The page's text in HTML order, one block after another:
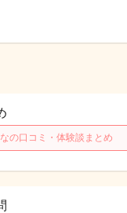
の口コミ・体験談まとめ